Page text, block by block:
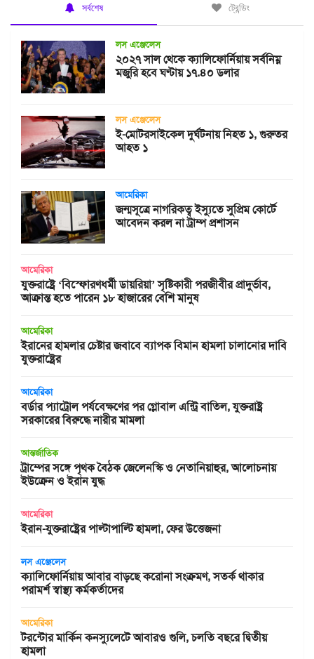
সর্বশেষ ট্রেন্ডিং
লস এঞ্জেলেস
২০২৭ সাল থেকে ক্যালিফোর্নিয়ায় সর্বনিম্ন
মজুরি হবে ঘণ্টায় ১৭.৪০ ডলার
লস এঞ্জেলেস
ই-মোটরসাইকেল দুর্ঘটনায় নিহত ১, গুরুতর
আহত ১
আমেরিকা
জন্মসূত্রে নাগরিকত্ব ইস্যুতে সুপ্রিম কোর্টে
আবেদন করল না ট্রাম্প প্রশাসন
আমেরিকা
যুক্তরাষ্ট্রে ‘বিস্ফোরণধর্মী ডায়রিয়া’ সৃষ্টিকারী পরজীবীর প্রাদুর্ভাব,
আক্রান্ত হতে পারেন ১৮ হাজারের বেশি মানুষ
আমেরিকা
ইরানের হামলার চেষ্টার জবাবে ব্যাপক বিমান হামলা চালানোর দাবি
যুক্তরাষ্ট্রের
আমেরিকা
বর্ডার প্যাট্রোল পর্যবেক্ষণের পর গ্লোবাল এন্ট্রি বাতিল, যুক্তরাষ্ট্র
সরকারের বিরুদ্ধে নারীর মামলা
আন্তর্জাতিক
ট্রাম্পের সঙ্গে পৃথক বৈঠক জেলেনস্কি ও নেতানিয়াহুর, আলোচনায়
ইউক্রেন ও ইরান যুদ্ধ
আমেরিকা
ইরান-যুক্তরাষ্ট্রের পাল্টাপাল্টি হামলা, ফের উত্তেজনা
লস এঞ্জেলেস
ক্যালিফোর্নিয়ায় আবার বাড়ছে করোনা সংক্রমণ, সতর্ক থাকার
পরামর্শ স্বাস্থ্য কর্মকর্তাদের
আমেরিকা
টরন্টোর মার্কিন কনস্যুলেটে আবারও গুলি, চলতি বছরে দ্বিতীয়
হামলা